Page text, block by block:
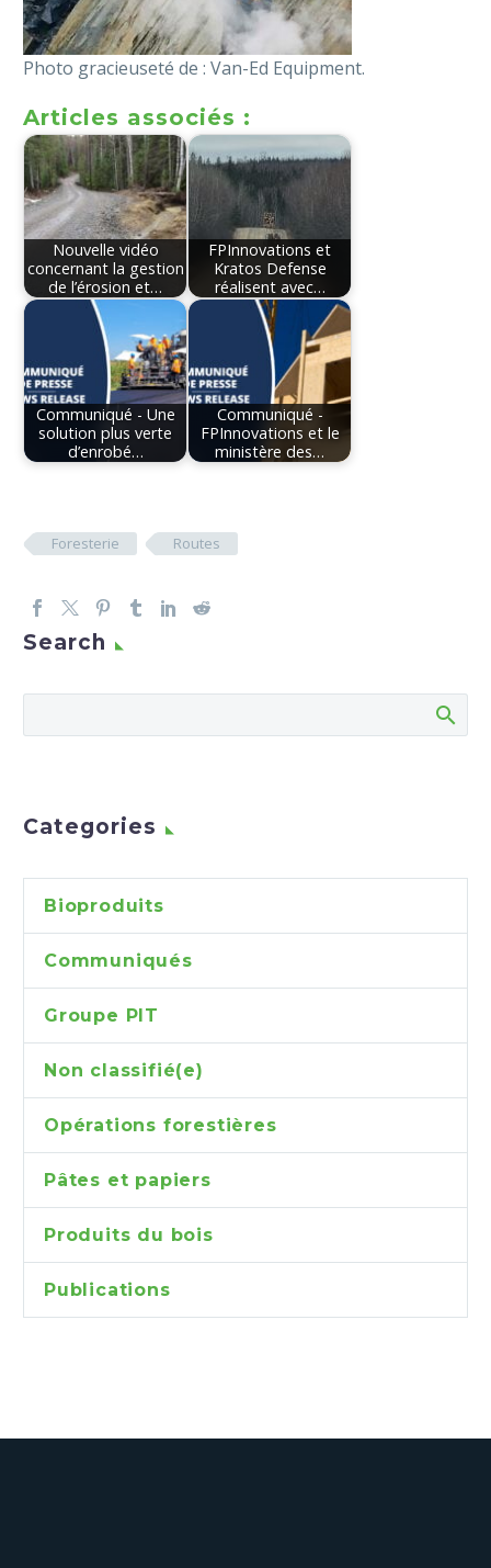
Photo gracieuseté de : Van-Ed Equipment.
Articles associés :
Nouvelle vidéo
concernant la gestion
de l’érosion et…
FPInnovations et
Kratos Defense
réalisent avec…
Communiqué - Une
solution plus verte
d’enrobé…
Communiqué -
FPInnovations et le
ministère des…
Foresterie Routes
Search
Categories
Bioproduits
Communiqués
Groupe PIT
Non classifié(e)
Opérations forestières
Pâtes et papiers
Produits du bois
Publications